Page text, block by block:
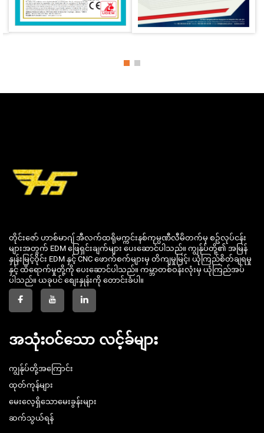
တိုင်းဇော် ဟာစ်မာဂျ် အီလက်ထရိုမက္ကင်းနစ်ကုမ္ပဏီလီမိတက်မှ စဥ်လုပ်ငန်း
များအတွက် EDM ဖြေရှင်းချက်များ ပေးဆောင်ပါသည်။ ကျွန်ုပ်တို့၏ အမြန်
နှုန်းမြင့်ဝိုင်း EDM နှင့် CNC ဖောက်စက်များမှ တိကျမှုမြင့်၊ ယုံကြည်စိတ်ချရမှု
နှင့် ထိရောက်မှုတို့ကို ပေးဆောင်ပါသည်။ ကမ္ဘာတစ်ဝန်းလုံးမှ ယုံကြည်အပ်
ပါသည်။ ယခုပင် စျေးနှုန်းကို တောင်းခံပါ။
အသုံးဝင်သော လင့်ခ်များ
ကျွန်ုပ်တို့အကြောင်း
ထုတ်ကုန်များ
မေးလေ့ရှိသောမေးခွန်းများ
ဆက်သွယ်ရန်